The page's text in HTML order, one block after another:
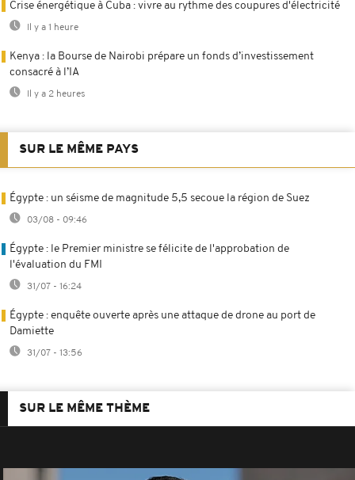
Crise énergétique à Cuba : vivre au rythme des coupures d'électricité
Il y a 1 heure
Kenya : la Bourse de Nairobi prépare un fonds d’investissement
consacré à l’IA
Il y a 2 heures
SUR LE MÊME PAYS
Égypte : un séisme de magnitude 5,5 secoue la région de Suez
03/08 - 09:46
Égypte : le Premier ministre se félicite de l'approbation de
l'évaluation du FMI
31/07 - 16:24
Égypte : enquête ouverte après une attaque de drone au port de
Damiette
31/07 - 13:56
SUR LE MÊME THÈME